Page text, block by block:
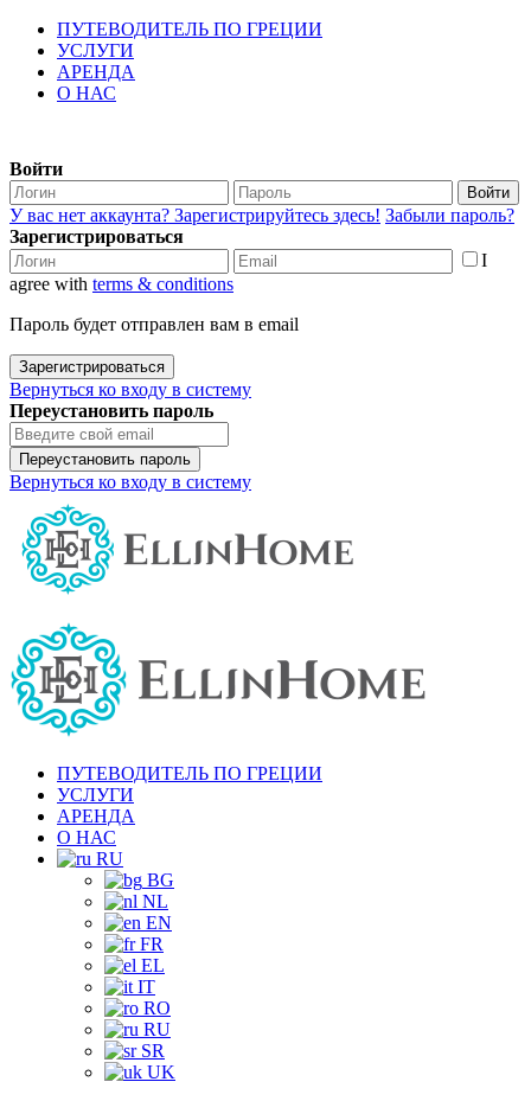
ПУТЕВОДИТЕЛЬ ПО ГРЕЦИИ
УСЛУГИ
АРЕНДА
О НАС
Войти
Войти
У вас нет аккаунта? Зарегистрируйтесь здесь! Забыли пароль?
Зарегистрироваться
I
agree with terms & conditions
Пароль будет отправлен вам в email
Зарегистрироваться
Вернуться ко входу в систему
Переустановить пароль
Переустановить пароль
Вернуться ко входу в систему
ПУТЕВОДИТЕЛЬ ПО ГРЕЦИИ
УСЛУГИ
АРЕНДА
О НАС
RU
BG
NL
EN
FR
EL
IT
RO
RU
SR
UK